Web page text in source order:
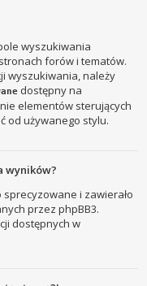
wyszukiwania
forów i tematów.
wyszukiwania, należy
dostępny na
elementów sterujących
od używanego stylu.
wyników?
i zawierało
przez phpBB3.
dostępnych w